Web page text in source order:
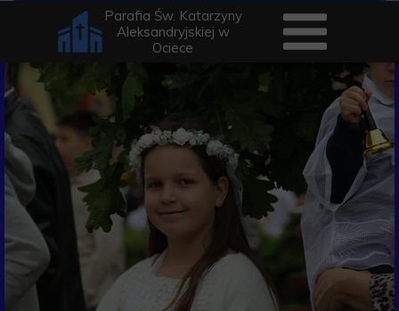
Parafia Św. Katarzyny
Aleksandryjskiej w
Ociece